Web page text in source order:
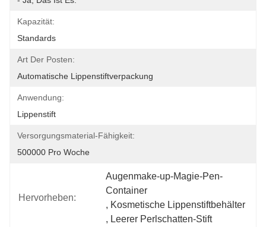
Kapazität:
Standards
Art Der Posten:
Automatische Lippenstiftverpackung
Anwendung:
Lippenstift
Versorgungsmaterial-Fähigkeit:
500000 Pro Woche
Hervorheben:
Augenmake-up-Magie-Pen-
Container
, Kosmetische Lippenstiftbehälter
, Leerer Perlschatten-Stift